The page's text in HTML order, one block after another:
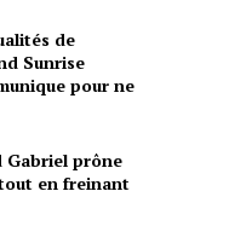
de
Sunrise
pour ne
Gabriel prône
en freinant